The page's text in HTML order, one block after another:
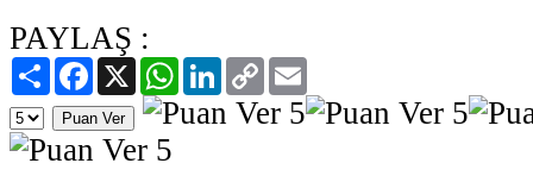
PAYLAŞ :
PaylaşFacebook
X WhatsAppLinkedIn
Copy
Link